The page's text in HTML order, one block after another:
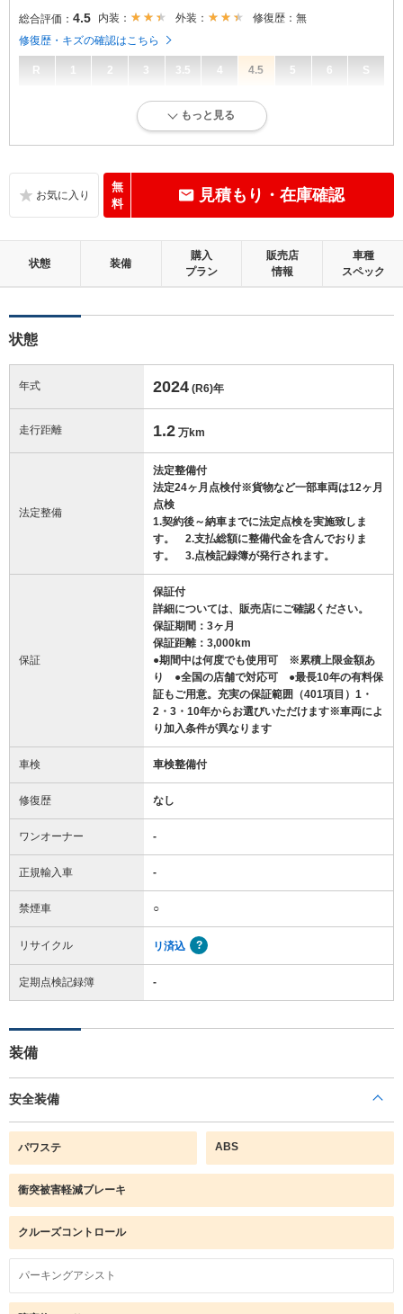
総合評価： 4.5 内装： 外装：
修復歴：無
修復歴・キズの確認はこちら
R 1 2 3 3.5 4 4.5 5 6 S
内外装に目立たない軽微なキズ、ヘコミが少し認められますが、良好な
目立たない軽微なダメージはありますが、良好な状態です。
外装：
キズ、ヘコミなどが少なく、あっても目立たない、良好な状態です。
もっと見る
無
料
見積もり・在庫確認
状態 装備
購入
プラン
販売店
情報
車種
スペック
状態
年式 2024 (R6)年
走行距離 1.2 万km
法定整備
法定整備付
法定24ヶ月点検付※貨物など一部車両は12ヶ月
点検
1.契約後～納車までに法定点検を実施致しま
す。 2.支払総額に整備代金を含んでおりま
す。 3.点検記録簿が発行されます。
保証
保証付
詳細については、販売店にご確認ください。
保証期間：3ヶ月
保証距離：3,000km
●期間中は何度でも使用可 ※累積上限金額あ
り ●全国の店舗で対応可 ●最長10年の有料保
証もご用意。充実の保証範囲（401項目）1・
2・3・10年からお選びいただけます※車両によ
り加入条件が異なります
車検 車検整備付
修復歴 なし
ワンオーナー -
正規輸入車 -
禁煙車 ○
リサイクル リ済込
定期点検記録簿 -
装備
安全装備
パワステ ABS
衝突被害軽減ブレーキ
クルーズコントロール
パーキングアシスト